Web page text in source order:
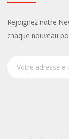
Rejoignez notre
chaque nouveau